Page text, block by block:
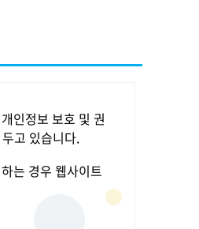
인정보 보호 및 권
고 있습니다.
는 경우 웹사이트